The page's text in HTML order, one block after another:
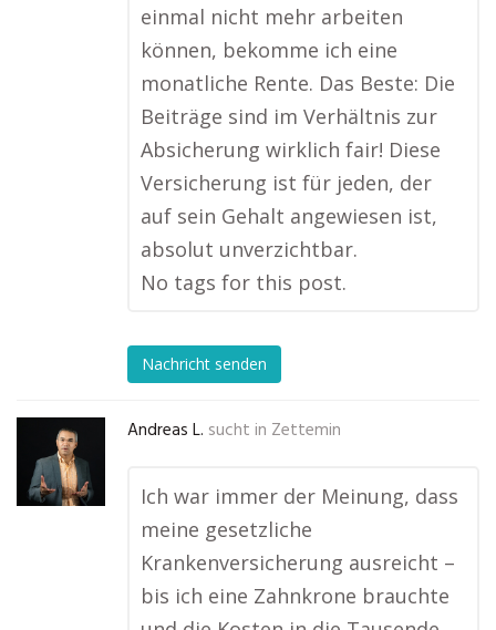
einmal nicht mehr arbeiten
können, bekomme ich eine
monatliche Rente. Das Beste: Die
Beiträge sind im Verhältnis zur
Absicherung wirklich fair! Diese
Versicherung ist für jeden, der
auf sein Gehalt angewiesen ist,
absolut unverzichtbar.
No tags for this post.
Nachricht senden
Andreas L. sucht in Zettemin
Ich war immer der Meinung, dass
meine gesetzliche
Krankenversicherung ausreicht –
bis ich eine Zahnkrone brauchte